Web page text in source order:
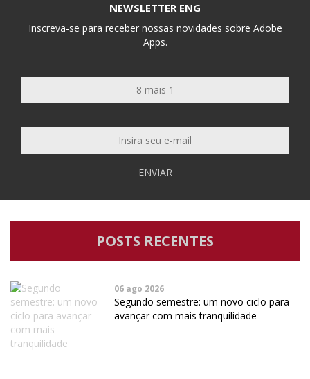
NEWSLETTER ENG
Inscreva-se para receber nossas novidades sobre Adobe
Apps.
ENVIAR
POSTS RECENTES
06 ago 2026
Segundo semestre: um novo ciclo para
avançar com mais tranquilidade